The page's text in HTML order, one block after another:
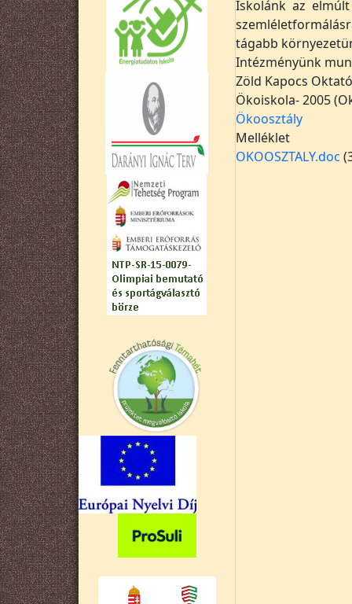
Iskolánk az
tágabb
Intézményünk
Zöld Kapocs
Ökoiskola- 2005
Ökoosztály
Melléklet
OKOOSZTALY.doc